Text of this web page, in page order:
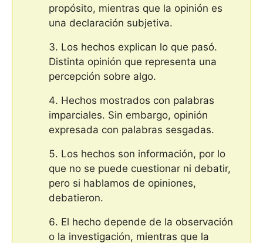
propósito, mientras que la opinión es
una declaración subjetiva.
Los hechos explican lo que pasó.
Distinta opinión que representa una
percepción sobre algo.
Hechos mostrados con palabras
imparciales. Sin embargo, opinión
expresada con palabras sesgadas.
Los hechos son información, por lo
que no se puede cuestionar ni debatir,
pero si hablamos de opiniones,
debatieron.
El hecho depende de la observación
o la investigación, mientras que la